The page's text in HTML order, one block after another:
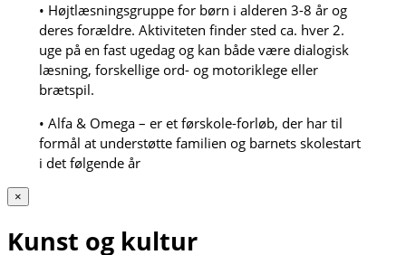
• Højtlæsningsgruppe for børn i alderen 3-8 år og
deres forældre. Aktiviteten finder sted ca. hver 2.
uge på en fast ugedag og kan både være dialogisk
læsning, forskellige ord- og motoriklege eller
brætspil.
• Alfa & Omega – er et førskole-forløb, der har til
formål at understøtte familien og barnets skolestart
i det følgende år
×
Kunst og kultur